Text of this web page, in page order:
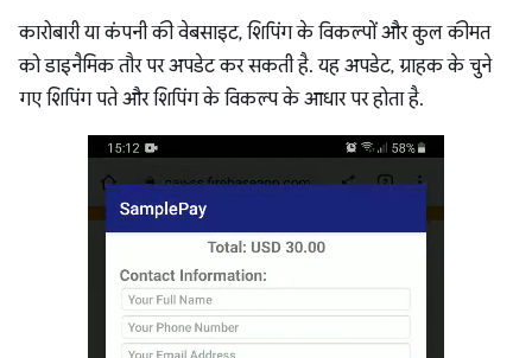
कारोबारी या कंपनी की वेबसाइट, शिपिंग के विकल्पों और कुल कीमत
को डाइनैमिक तौर पर अपडेट कर सकती है. यह अपडेट, ग्राहक के चुने
गए शिपिंग पते और शिपिंग के विकल्प के आधार पर होता है.